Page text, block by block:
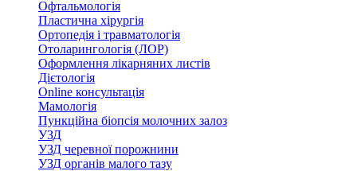
Офтальмологія
Пластична хірургія
Ортопедія і травматологія
Отоларингологія (ЛОР)
Оформлення лікарняних листів
Дієтологія
Online консультація
Мамологія
Пункційна біопсія молочних залоз
УЗД
УЗД черевної порожнини
УЗД органів малого тазу